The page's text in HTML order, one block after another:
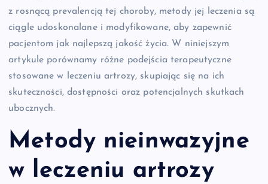
z rosnącą prevalencją tej choroby, metody jej leczenia są
ciągle udoskonalane i modyfikowane, aby zapewnić
pacjentom jak najlepszą jakość życia. W niniejszym
artykule porównamy różne podejścia terapeutyczne
stosowane w leczeniu artrozy, skupiając się na ich
skuteczności, dostępności oraz potencjalnych skutkach
ubocznych.
Metody nieinwazyjne
w leczeniu artrozy